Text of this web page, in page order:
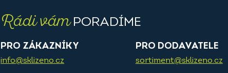
Rádi vámPORADÍME
PRO ZÁKAZNÍKY
info@sklizeno.cz
PRO DODAVATELE
sortiment@sklizeno.cz